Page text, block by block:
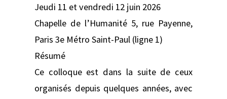
Jeudi 11 et vendredi 12 juin 2026
Chapelle de l’Humanité 5, rue Payenne,
Paris 3e Métro Saint-Paul (ligne 1)
Résumé
Ce colloque est dans la suite de ceux
organisés depuis quelques années, avec